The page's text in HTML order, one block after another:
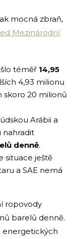
mocná zbraň,
Mezinárodní
téměř 14,95
4,93 milionu
20 milionů
Arábii a
nahradit
denně.
situace ještě
a SAE nemá
ropovody
barelů denně.
energetických